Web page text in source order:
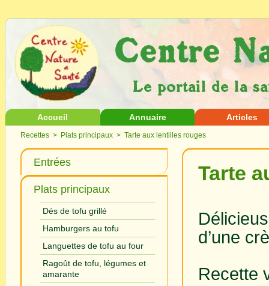
Accueil Annuaire Articles
Recettes > Plats principaux > Tarte aux lentilles rouges
Entrées
Plats principaux
Dés de tofu grillé
Hamburgers au tofu
Languettes de tofu au four
Ragoût de tofu, légumes et
amarante
Tarte
d’une
Recette